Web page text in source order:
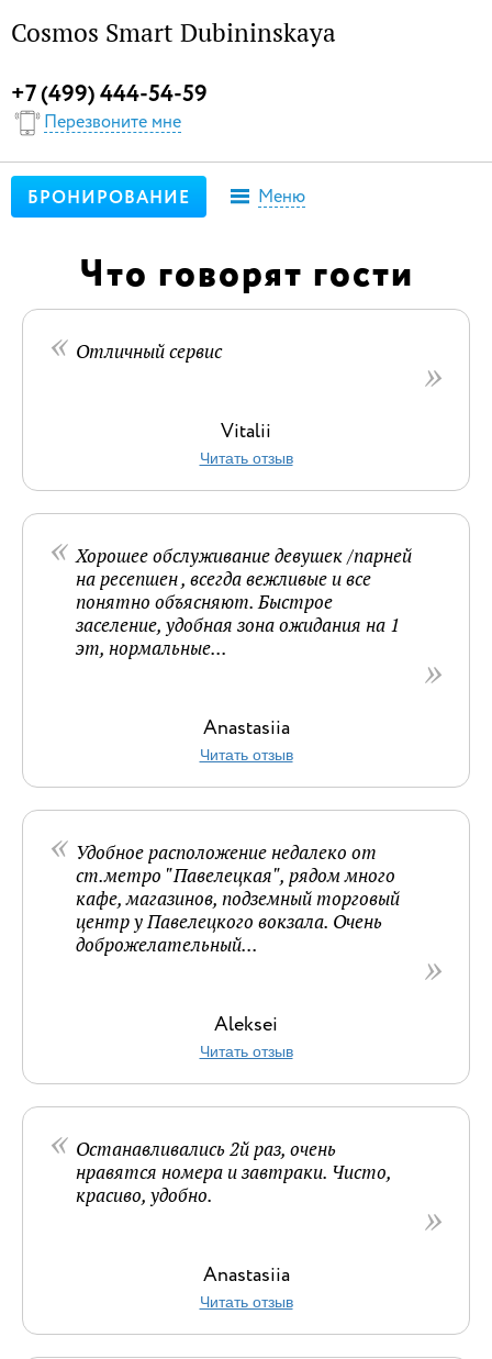
Cosmos Smart Dubininskaya
+7 (499) 444-54-59
Перезвоните мне
БРОНИРОВАНИЕ Меню
Что говорят гости
Отличный сервис
Vitalii
Читать отзыв
Хорошее обслуживание девушек /парней
на ресепшен , всегда вежливые и все
понятно объясняют. Быстрое
заселение, удобная зона ожидания на 1
эт, нормальные...
Anastasiia
Читать отзыв
Удобное расположение недалеко от
ст.метро "Павелецкая", рядом много
кафе, магазинов, подземный торговый
центр у Павелецкого вокзала. Очень
доброжелательный...
Aleksei
Читать отзыв
Останавливались 2й раз, очень
нравятся номера и завтраки. Чисто,
красиво, удобно.
Anastasiia
Читать отзыв